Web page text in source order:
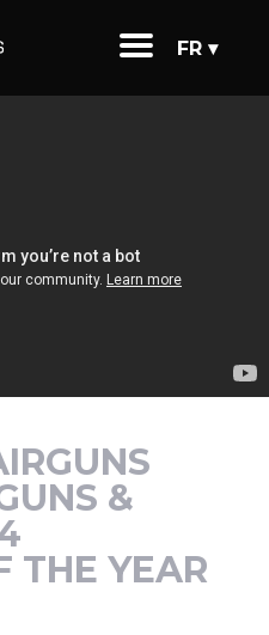
FR ▾
&
THE YEAR